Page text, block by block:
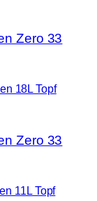
18L Topf
€.
11L Topf